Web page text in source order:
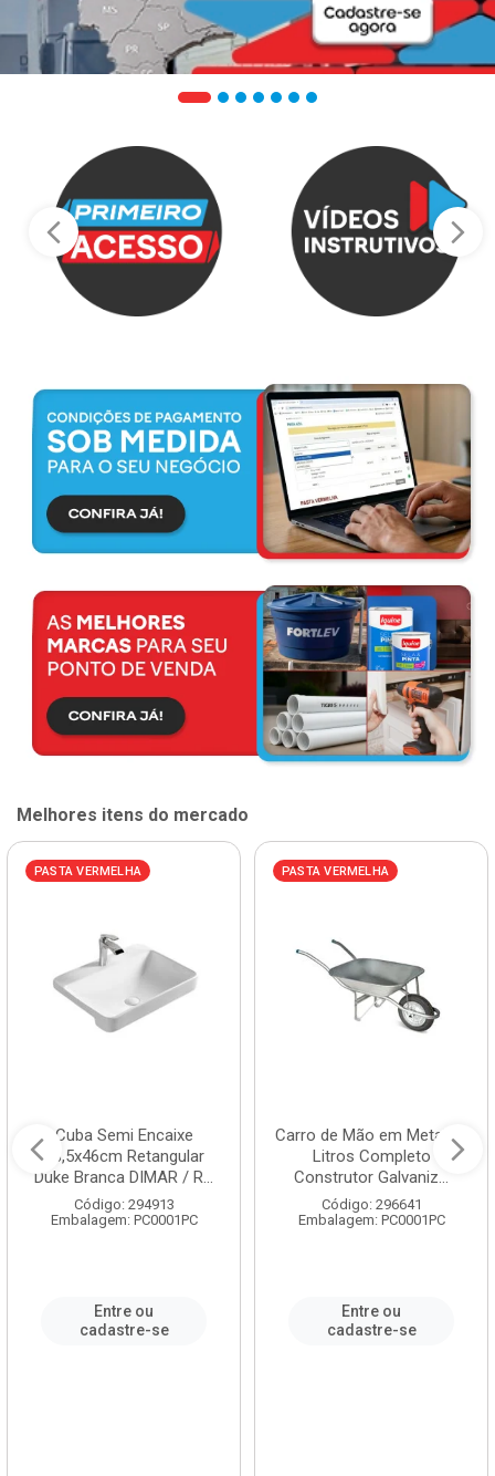
Melhores itens do mercado
PASTA VERMELHA
Cuba Semi Encaixe
58,5x46cm Retangular
Duke Branca DIMAR / R...
Código: 294913
Embalagem: PC0001PC
Entre ou
cadastre-se
PASTA VERMELHA
Carro de Mão em Metal 60
Litros Completo
Construtor Galvaniz...
Código: 296641
Embalagem: PC0001PC
Entre ou
cadastre-se